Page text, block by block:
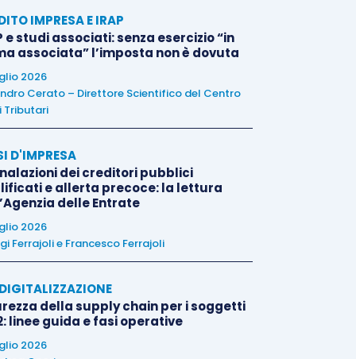
IMPRESA E IRAP
e studi associati: senza esercizio “in
associata” l’imposta non è dovuta
2026
Cerato – Direttore Scientifico del Centro
Tributari
D'IMPRESA
dei creditori pubblici
e allerta precoce: la lettura
delle Entrate
2026
Ferrajolie Francesco Ferrajoli
della supply chain per i soggetti
linee guida e fasi operative
2026